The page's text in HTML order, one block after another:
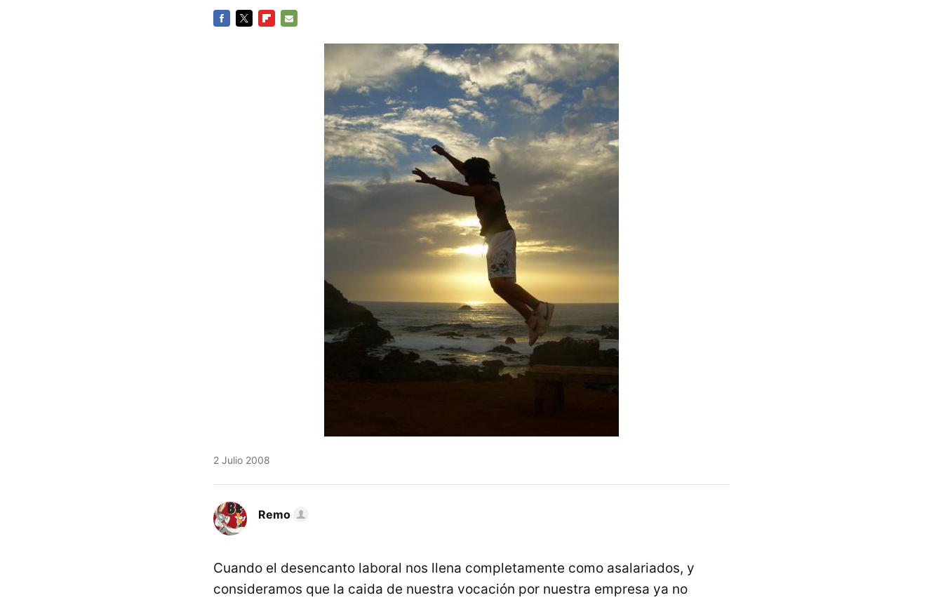
2 Julio 2008
Remo
Cuando el desencanto laboral nos llena completamente como asalariados, y
consideramos que la caida de nuestra vocación por nuestra empresa ya no